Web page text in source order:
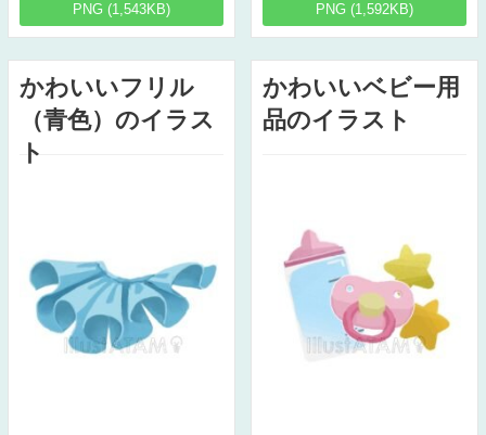
PNG (1,543KB) PNG (1,592KB)
かわいいフリル
（青色）のイラス
ト
かわいいベビー用
品のイラスト